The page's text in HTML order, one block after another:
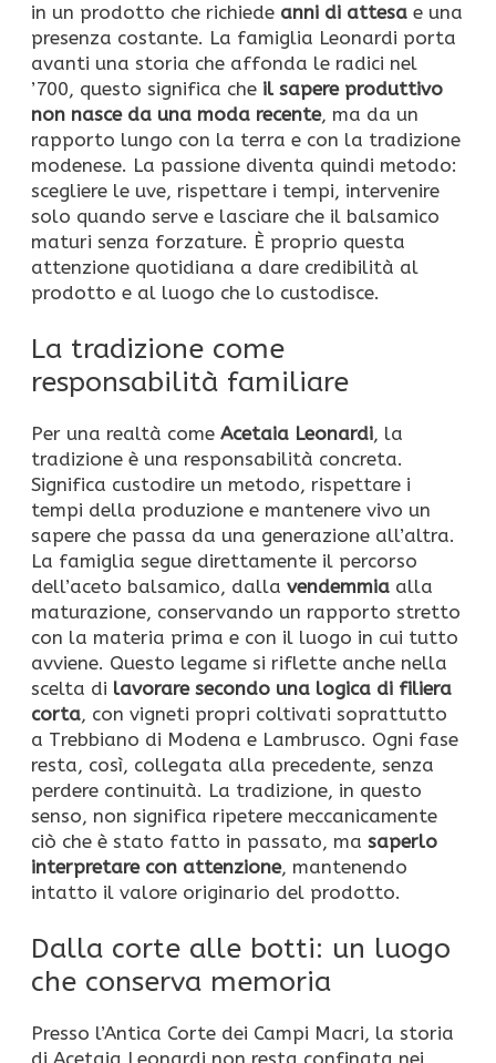
in un prodotto che richiede anni di attesa e una
presenza costante. La famiglia Leonardi porta
avanti una storia che affonda le radici nel
’700, questo significa che il sapere produttivo
non nasce da una moda recente, ma da un
rapporto lungo con la terra e con la tradizione
modenese. La passione diventa quindi metodo:
scegliere le uve, rispettare i tempi, intervenire
solo quando serve e lasciare che il balsamico
maturi senza forzature. È proprio questa
attenzione quotidiana a dare credibilità al
prodotto e al luogo che lo custodisce.
La tradizione come
responsabilità familiare
Per una realtà come Acetaia Leonardi, la
tradizione è una responsabilità concreta.
Significa custodire un metodo, rispettare i
tempi della produzione e mantenere vivo un
sapere che passa da una generazione all’altra.
La famiglia segue direttamente il percorso
dell’aceto balsamico, dalla vendemmia alla
maturazione, conservando un rapporto stretto
con la materia prima e con il luogo in cui tutto
avviene. Questo legame si riflette anche nella
scelta di lavorare secondo una logica di filiera
corta, con vigneti propri coltivati soprattutto
a Trebbiano di Modena e Lambrusco. Ogni fase
resta, così, collegata alla precedente, senza
perdere continuità. La tradizione, in questo
senso, non significa ripetere meccanicamente
ciò che è stato fatto in passato, ma saperlo
interpretare con attenzione, mantenendo
intatto il valore originario del prodotto.
Dalla corte alle botti: un luogo
che conserva memoria
Presso l’Antica Corte dei Campi Macri, la storia